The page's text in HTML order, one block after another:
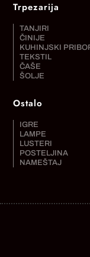
Trpezarija
TANJIRI
ČINIJE
KUHINJSKI
TEKSTIL
ČAŠE
ŠOLJE
Ostalo
IGRE
LAMPE
LUSTERI
POSTELJINA
NAMEŠTAJ